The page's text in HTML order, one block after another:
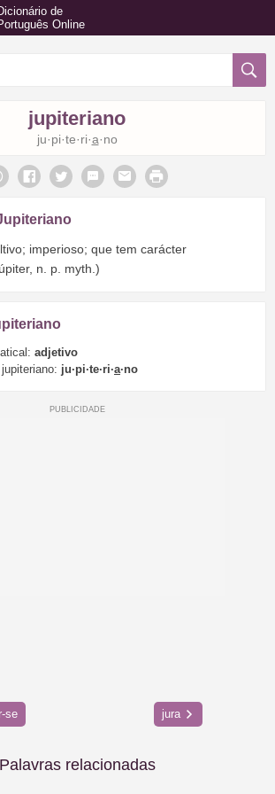
de
Online
jupiteriano
ju·pi·te·ri·a·no
imperioso; que tem carácter
n. p. myth.)
adjetivo
ju·pi·te·ri·a·no
se jura
Palavras relacionadas